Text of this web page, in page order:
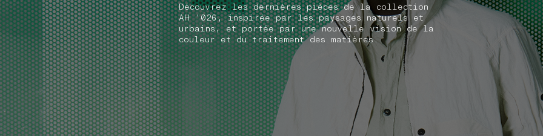
Découvrez les dernières pièces de la collection
AH '026, inspirée par les paysages naturels et
urbains, et portée par une nouvelle vision de la
couleur et du traitement des matières.